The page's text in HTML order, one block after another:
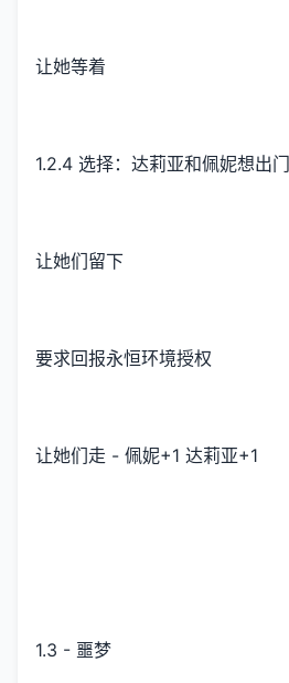
让她等着
1.2.4 选择：达莉亚和佩妮想出门
让她们留下
要求回报永恒环境授权
让她们走 - 佩妮+1 达莉亚+1
1.3 - 噩梦